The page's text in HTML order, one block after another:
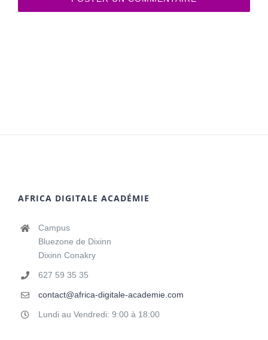
AFRICA DIGITALE ACADÉMIE
Campus
Bluezone de Dixinn
Dixinn Conakry
627 59 35 35
contact@africa-digitale-academie.com
Lundi au Vendredi: 9:00 à 18:00